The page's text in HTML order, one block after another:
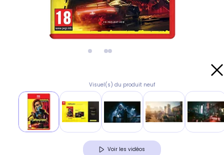
Visuel(s) du produit neuf
Voir les vidéos